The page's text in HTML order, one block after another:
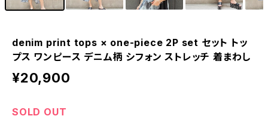
denim print tops × one-piece 2P set セット トッ
プス ワンピース デニム柄 シフォン ストレッチ 着まわし
¥20,900
SOLD OUT